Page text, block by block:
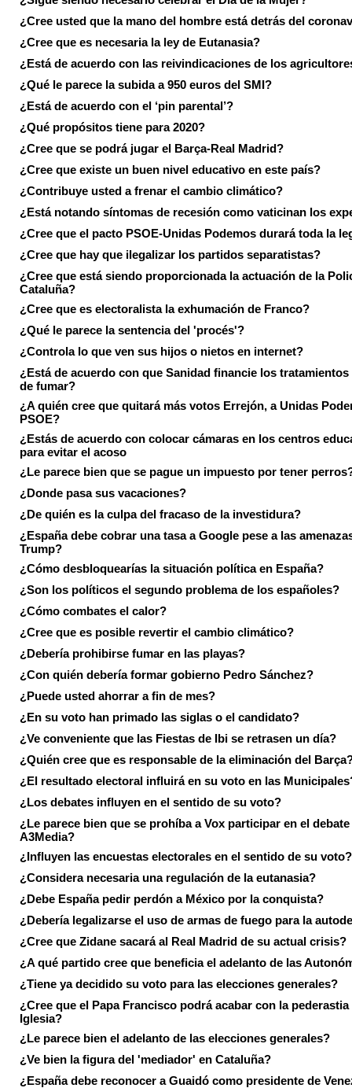
¿Cree usted que la mano del hombre está detrás del
¿Cree que es necesaria la ley de Eutanasia?
¿Está de acuerdo con las reivindicaciones de los
¿Qué le parece la subida a 950 euros del SMI?
¿Está de acuerdo con el ‘pin parental’?
¿Qué propósitos tiene para 2020?
¿Cree que se podrá jugar el Barça-Real Madrid?
¿Cree que existe un buen nivel educativo en este país?
¿Contribuye usted a frenar el cambio climático?
¿Está notando síntomas de recesión como vaticinan los
¿Cree que el pacto PSOE-Unidas Podemos durará toda la
¿Cree que hay que ilegalizar los partidos separatistas?
¿Cree que está siendo proporcionada la actuación de la
Cataluña?
¿Cree que es electoralista la exhumación de Franco?
¿Qué le parece la sentencia del 'procés'?
¿Controla lo que ven sus hijos o nietos en internet?
¿Está de acuerdo con que Sanidad financie los tratamientos
de fumar?
¿A quién cree que quitará más votos Errejón, a Unidas
PSOE?
¿Estás de acuerdo con colocar cámaras en los centros
para evitar el acoso
¿Le parece bien que se pague un impuesto por tener
¿Donde pasa sus vacaciones?
¿De quién es la culpa del fracaso de la investidura?
¿España debe cobrar una tasa a Google pese a las
Trump?
¿Cómo desbloquearías la situación política en España?
¿Son los políticos el segundo problema de los españoles?
¿Cómo combates el calor?
¿Cree que es posible revertir el cambio climático?
¿Debería prohibirse fumar en las playas?
¿Con quién debería formar gobierno Pedro Sánchez?
¿Puede usted ahorrar a fin de mes?
¿En su voto han primado las siglas o el candidato?
¿Ve conveniente que las Fiestas de Ibi se retrasen un día?
¿Quién cree que es responsable de la eliminación del
¿El resultado electoral influirá en su voto en las
¿Los debates influyen en el sentido de su voto?
¿Le parece bien que se prohíba a Vox participar en el debate
A3Media?
¿Influyen las encuestas electorales en el sentido de su voto?
¿Considera necesaria una regulación de la eutanasia?
¿Debe España pedir perdón a México por la conquista?
¿Debería legalizarse el uso de armas de fuego para la
¿Cree que Zidane sacará al Real Madrid de su actual crisis?
¿A qué partido cree que beneficia el adelanto de las
¿Tiene ya decidido su voto para las elecciones generales?
¿Cree que el Papa Francisco podrá acabar con la pederastia
Iglesia?
¿Le parece bien el adelanto de las elecciones generales?
¿Ve bien la figura del 'mediador' en Cataluña?
¿España debe reconocer a Guaidó como presidente de